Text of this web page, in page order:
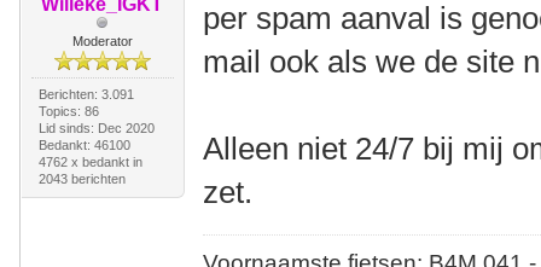
Willeke_IGKT
Moderator
Berichten: 3.091
Topics: 86
Lid sinds: Dec 2020
Bedankt: 46100
4762 x bedankt in
2043 berichten
per spam aanval is
mail ook als we de site
Alleen niet 24/7 bij mij
zet.